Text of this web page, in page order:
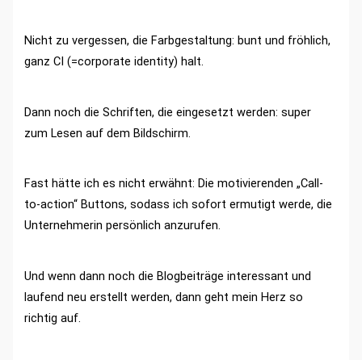
Nicht zu vergessen, die Farbgestaltung: bunt und fröhlich,
ganz CI (=corporate identity) halt.
Dann noch die Schriften, die eingesetzt werden: super
zum Lesen auf dem Bildschirm.
Fast hätte ich es nicht erwähnt: Die motivierenden „Call-
to-action“ Buttons, sodass ich sofort ermutigt werde, die
Unternehmerin persönlich anzurufen.
Und wenn dann noch die Blogbeiträge interessant und
laufend neu erstellt werden, dann geht mein Herz so
richtig auf.